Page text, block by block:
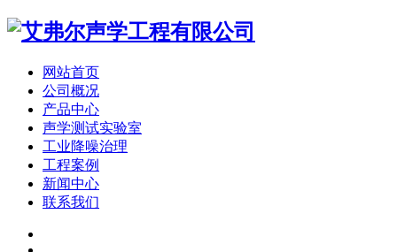
网站首页
公司概况
产品中心
声学测试实验室
工业降噪治理
工程案例
新闻中心
联系我们